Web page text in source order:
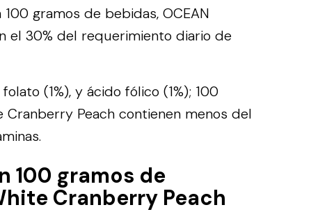
gramos de bebidas, OCEAN
el 30% del requerimiento diario de
(1%), y ácido fólico (1%); 100
Cranberry Peach contienen menos del
100 gramos de
Cranberry Peach